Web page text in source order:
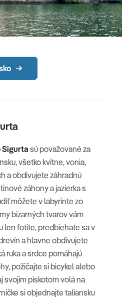
Sigurta sú považované za
všetko kvitne, vonia,
a obdivujete záhradnú
záhony a jazierka s
môžete v labyrinte zo
bizarných tvarov vám
len fotíte, predbiehate sa v
a hlavne obdivujete
ruka a srdce pomáhajú
požičajte si bicykel alebo
svojim piskotom volá na
si objednajte taliansku